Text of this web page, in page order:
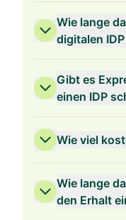
Wie lange
digitalen
Gibt es
einen IDP
Wie viel
Wie lange
den Erhalt